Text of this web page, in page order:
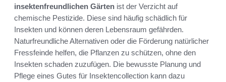
insektenfreundlichen Gärten ist der Verzicht auf
chemische Pestizide. Diese sind häufig schädlich für
Insekten und können deren Lebensraum gefährden.
Naturfreundliche Alternativen oder die Förderung natürlicher
Fressfeinde helfen, die Pflanzen zu schützen, ohne den
Insekten schaden zuzufügen. Die bewusste Planung und
Pflege eines Gutes für Insektencollection kann dazu